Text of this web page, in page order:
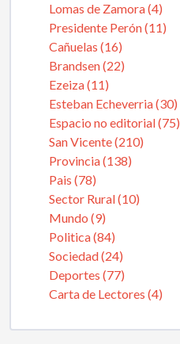
Lomas de Zamora (4)
Presidente Perón (11)
Cañuelas (16)
Brandsen (22)
Ezeiza (11)
Esteban Echeverria (30)
Espacio no editorial (75)
San Vicente (210)
Provincia (138)
Pais (78)
Sector Rural (10)
Mundo (9)
Politica (84)
Sociedad (24)
Deportes (77)
Carta de Lectores (4)